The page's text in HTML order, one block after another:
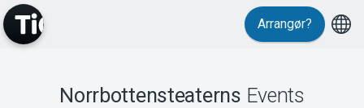
Arrangør?
Norrbottensteaterns Events